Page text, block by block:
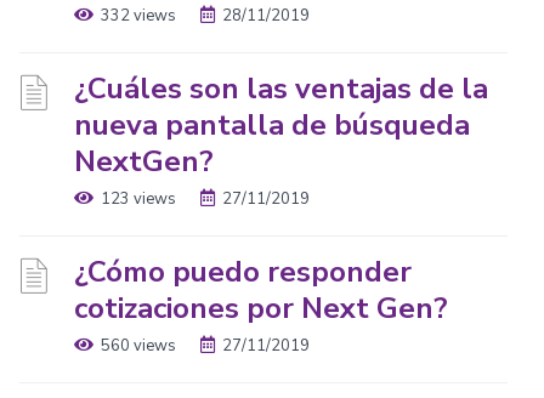
332 views 28/11/2019
¿Cuáles son las ventajas de la
nueva pantalla de búsqueda
NextGen?
123 views 27/11/2019
¿Cómo puedo responder
cotizaciones por Next Gen?
560 views 27/11/2019